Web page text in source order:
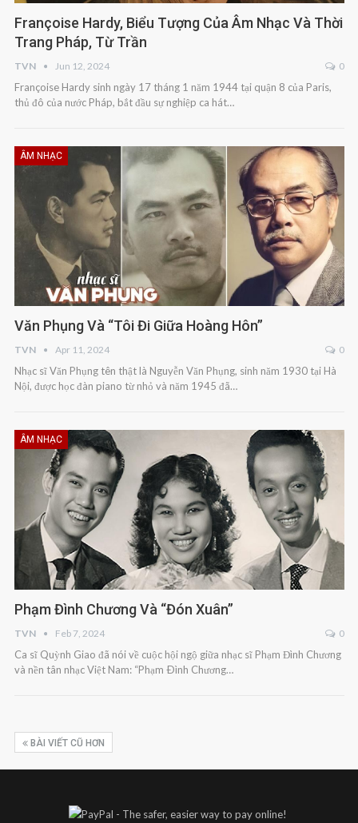
Françoise Hardy, Biểu Tượng Của Âm Nhạc Và Thời
Trang Pháp, Từ Trần
TVN Jun 12, 2024 0
Françoise Hardy sinh ngày 17 tháng 1 năm 1944 tại quận 8 của Paris,
thủ đô của nước Pháp, bắt đầu sự nghiệp ca hát…
ÂM NHẠC
Văn Phụng Và “Tôi Đi Giữa Hoàng Hôn”
TVN Apr 11, 2024 0
Nhạc sĩ Văn Phụng tên thật là Nguyễn Văn Phụng, sinh năm 1930 tại Hà
Nội, được học đàn piano từ nhỏ và năm 1945 đã…
ÂM NHẠC
Phạm Đình Chương Và “Đón Xuân”
TVN Feb 7, 2024 0
Ca sĩ Quỳnh Giao đã nói về cuộc hội ngộ giữa nhạc sĩ Phạm Đình Chương
và nền tân nhạc Việt Nam: “Phạm Ðình Chương…
BÀI VIẾT CŨ HƠN